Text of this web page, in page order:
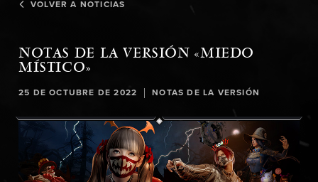
VOLVER A NOTICIAS
NOTAS DE LA VERSIÓN «MIEDO
MÍSTICO»
25 DE OCTUBRE DE 2022 | NOTAS DE LA VERSIÓN